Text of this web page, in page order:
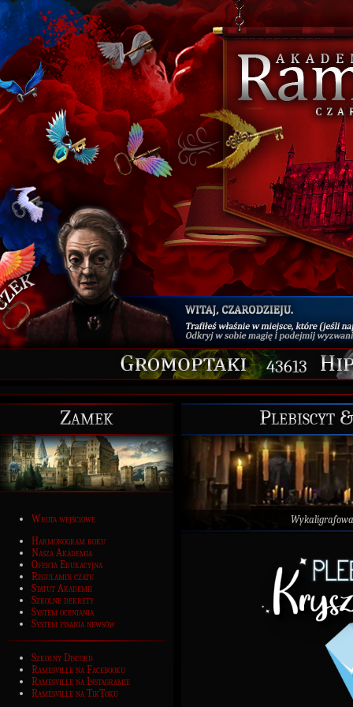
43613
Zamek
Wrota wejściowe
Harmonogram roku
Nasza Akademia
Oferta Edukacyjna
Regulamin czatu
Statut Akademii
Szkolne dekrety
System oceniania
System pisania newsów
Szkolny Discord
Ramesville na Facebooku
Ramesville na Instagramie
Ramesville na TikToku
Plebiscyt